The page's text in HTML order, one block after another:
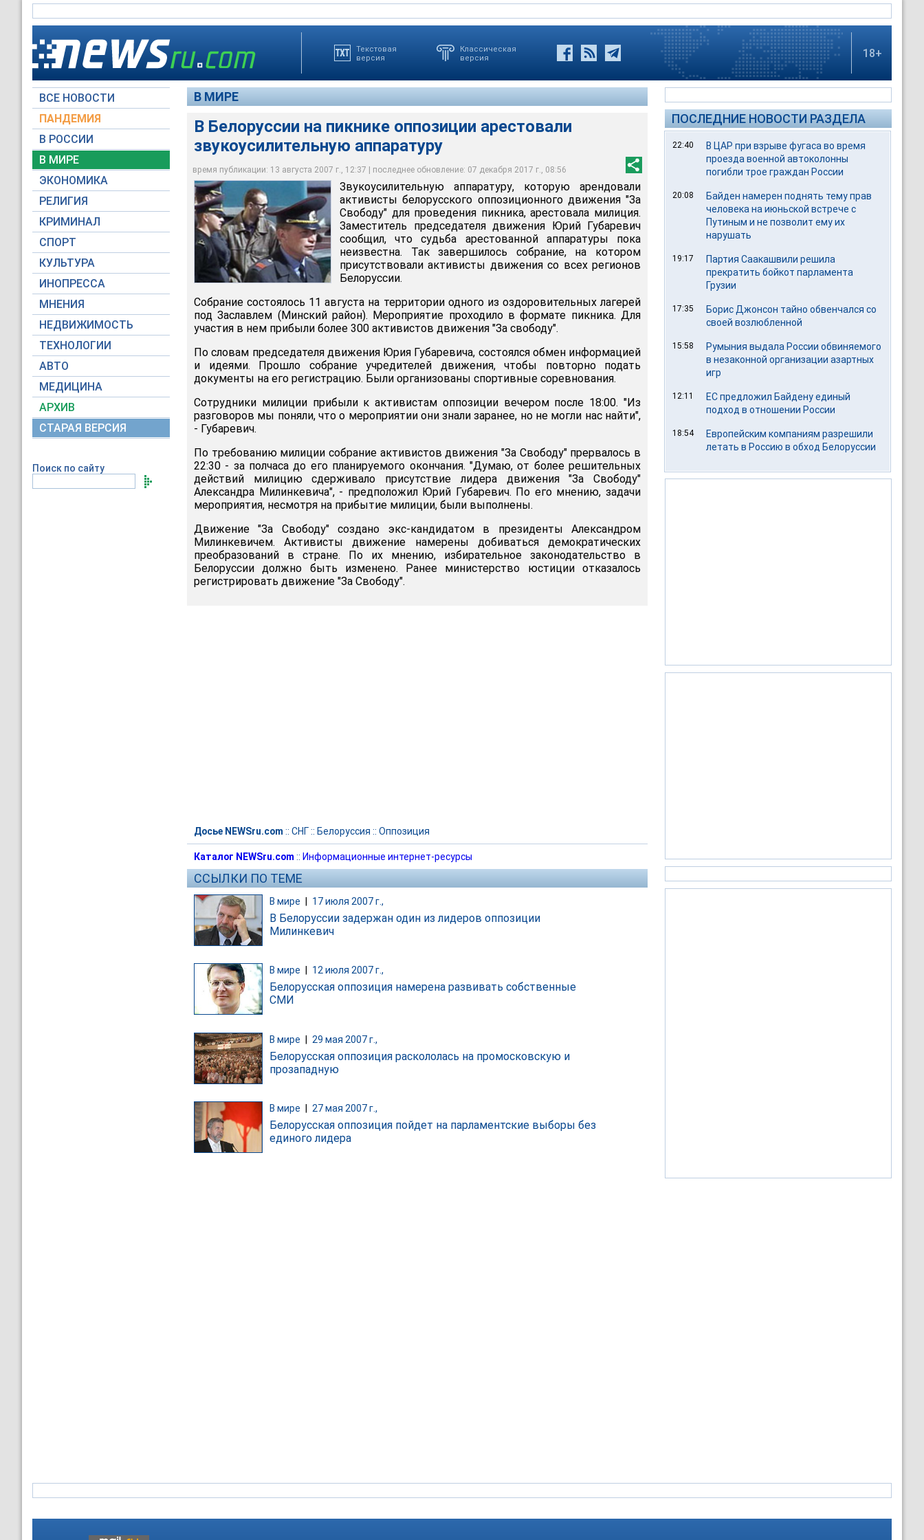
Текстовая
версия
Классическая
версия
18+
ВСЕ НОВОСТИ
ПАНДЕМИЯ
В РОССИИ
В МИРЕ
ЭКОНОМИКА
РЕЛИГИЯ
КРИМИНАЛ
СПОРТ
КУЛЬТУРА
ИНОПРЕССА
МНЕНИЯ
НЕДВИЖИМОСТЬ
ТЕХНОЛОГИИ
АВТО
МЕДИЦИНА
АРХИВ
СТАРАЯ ВЕРСИЯ
Поиск по сайту
В МИРЕ
В Белоруссии на пикнике оппозиции арестовали
звукоусилительную аппаратуру
время публикации: 13 августа 2007 г., 12:37 | последнее обновление: 07 декабря 2017 г., 08:56
В Белоруссии на пикнике оппозиции арестовали звукоусилительную аппаратуру
charter97.org
Звукоусилительную аппаратуру, которую арендовали
активисты белорусского оппозиционного движения "За
Свободу" для проведения пикника, арестовала милиция.
Заместитель председателя движения Юрий Губаревич
сообщил, что судьба арестованной аппаратуры пока
неизвестна. Так завершилось собрание, на котором
присутствовали активисты движения со всех регионов
Белоруссии.
Собрание состоялось 11 августа на территории одного из оздоровительных лагерей
под Заславлем (Минский район). Мероприятие проходило в формате пикника. Для
участия в нем прибыли более 300 активистов движения "За свободу".
По словам председателя движения Юрия Губаревича, состоялся обмен информацией
и идеями. Прошло собрание учредителей движения, чтобы повторно подать
документы на его регистрацию. Были организованы спортивные соревнования.
Сотрудники милиции прибыли к активистам оппозиции вечером после 18:00. "Из
разговоров мы поняли, что о мероприятии они знали заранее, но не могли нас найти",
- Губаревич.
По требованию милиции собрание активистов движения "За Свободу" прервалось в
22:30 - за полчаса до его планируемого окончания. "Думаю, от более решительных
действий милицию сдерживало присутствие лидера движения "За Свободу"
Александра Милинкевича", - предположил Юрий Губаревич. По его мнению, задачи
мероприятия, несмотря на прибытие милиции, были выполнены.
Движение "За Свободу" создано экс-кандидатом в президенты Александром
Милинкевичем. Активисты движение намерены добиваться демократических
преобразований в стране. По их мнению, избирательное законодательство в
Белоруссии должно быть изменено. Ранее министерство юстиции отказалось
регистрировать движение "За Свободу".
Досье NEWSru.com :: СНГ:: Белоруссия :: Оппозиция
Каталог NEWSru.com :: Информационные интернет-ресурсы
ССЫЛКИ ПО ТЕМЕ
В мире 17 июля 2007 г.,
В Белоруссии задержан один из лидеров оппозиции
Милинкевич
В мире 12 июля 2007 г.,
Белорусская оппозиция намерена развивать собственные
СМИ
В мире | 29 мая 2007 г.,
Белорусская оппозиция раскололась на промосковскую и
прозападную
В мире 27 мая 2007 г.,
Белорусская оппозиция пойдет на парламентские выборы без
единого лидера
ПОСЛЕДНИЕ НОВОСТИ РАЗДЕЛА
22:40
В ЦАР при взрыве фугаса во время
проезда военной автоколонны
погибли трое граждан России
20:08
Байден намерен поднять тему прав
человека на июньской встрече с
Путиным и не позволит ему их
нарушать
19:17
Партия Саакашвили решила
прекратить бойкот парламента
Грузии
17:35
Борис Джонсон тайно обвенчался со
своей возлюбленной
15:58
Румыния выдала России обвиняемого
в незаконной организации азартных
игр
12:11
ЕС предложил Байдену единый
подход в отношении России
18:54
Европейским компаниям разрешили
летать в Россию в обход Белоруссии